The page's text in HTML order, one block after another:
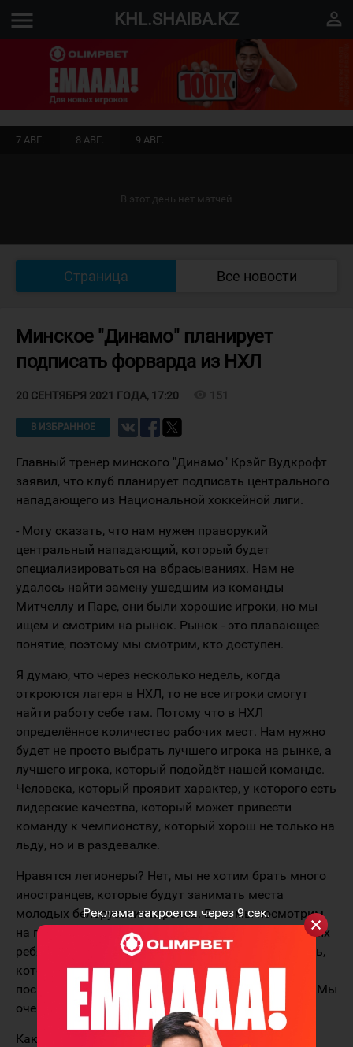
Реклама закроется через9сек.
menu KHL.SHAIBA.KZ perm_identity
7 АВГ. 8 АВГ. 9 АВГ.
В этот день нет матчей
Страница Все новости
Минское "Динамо" планирует
подписать форварда из НХЛ
20 СЕНТЯБРЯ 2021 ГОДА, 17:20 151
В ИЗБРАННОЕ
Главный тренер минского "Динамо" Крэйг Вудкрофт
заявил, что клуб планирует подписать центрального
нападающего из Национальной хоккейной лиги.
- Могу сказать, что нам нужен праворукий
центральный нападающий, который будет
специализироваться на вбрасываниях. Нам не
удалось найти замену ушедшим из команды
Митчеллу и Паре, они были хорошие игроки, но мы
ищем и смотрим на рынок. Рынок - это плавающее
понятие, поэтому мы смотрим, кто доступен.
Я думаю, что через несколько недель, когда
откроются лагеря в НХЛ, то не все игроки смогут
найти работу себе там. Потому что в НХЛ
определённое количество рабочих мест. Нам нужно
будет не просто выбрать лучшего игрока на рынке, а
лучшего игрока, который подойдёт нашей команде.
Человека, который проявит характер, у которого есть
лидерские качества, который может привести
команду к чемпионству, который хорош не только на
льду, но и в раздевалке.
Нравятся легионеры? Нет, мы не хотим брать много
иностранцев, которые будут занимать места
молодых белорусских игроков. Если мы посмотрим
на прошлый сезон, то у нас было много талантливых
ребят, в которых мы верили и давали возможность,
которые росли как игроки. Сейчас, если вы
посмотрите, то они перешли в свои команды НХЛ. Мы
очень рады за них.
Какая программа-максимум? Большим шагом